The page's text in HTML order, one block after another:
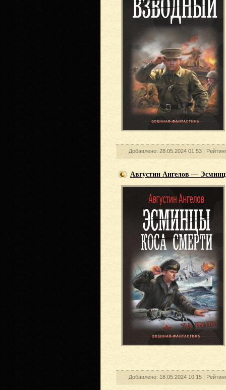
Добавлено: 28.05.2024 01:53 |
Августин Ангелов —
Добавлено: 18.05.2024 10:15 |